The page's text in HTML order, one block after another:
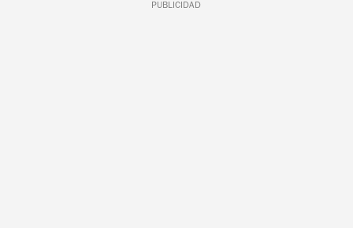
PUBLICIDAD